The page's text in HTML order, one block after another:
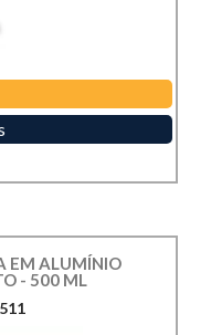
EM ALUMÍNIO
- 500 ML